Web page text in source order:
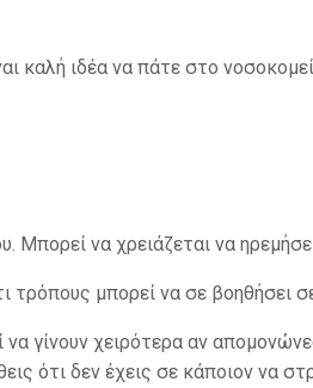
καλή ιδέα να πάτε στο
Μπορεί να χρειάζεται να
τρόπους μπορεί να σε βοηθήσει
γίνουν χειρότερα αν
ότι δεν έχεις σε κάποιον να